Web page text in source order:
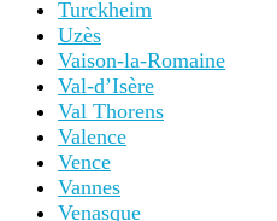
Turckheim
Uzès
Vaison-la-Romaine
Val-d’Isère
Val Thorens
Valence
Vence
Vannes
Venasque